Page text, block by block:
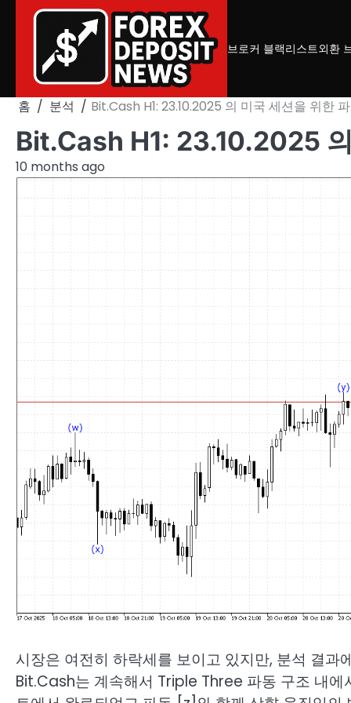
브로커 블랙리스트외환
홈 분석 Bit.Cash H1: 23.10.2025 의 미국 세션을 위한
Bit.Cash H1: 23.10.2025
10 months ago
시장은 여전히 하락세를 보이고 있지만, 분석 결
Bit.Cash는 계속해서 Triple Three 파동 구조 내